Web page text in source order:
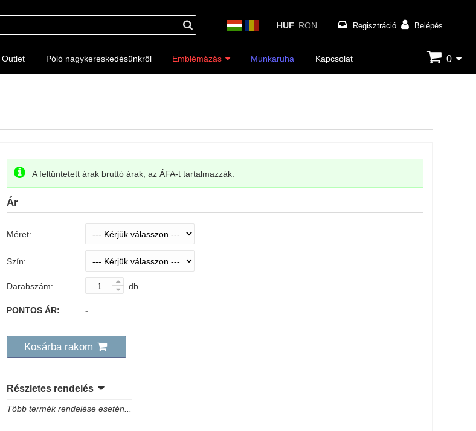
HUF RON Regisztráció Belépés
Outlet Póló nagykereskedésünkről Emblémázás Munkaruha Kapcsolat 0
A feltüntetett árak bruttó árak, az ÁFA-t tartalmazzák.
Ár
Méret:
Szín:
Darabszám: db
PONTOS ÁR: -
Kosárba rakom
Részletes rendelés
Több termék rendelése esetén...